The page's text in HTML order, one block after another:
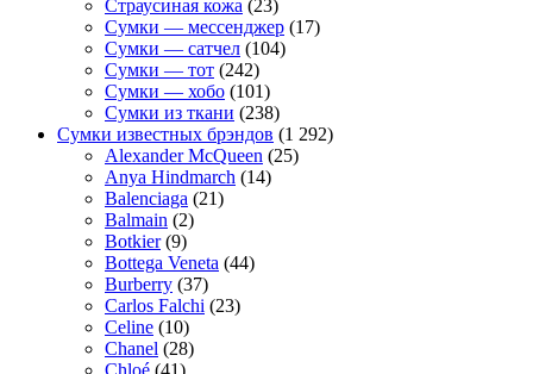
Страусиная кожа (23)
Сумки — мессенджер (17)
Сумки — сатчел (104)
Сумки — тот (242)
Сумки — хобо (101)
Сумки из ткани (238)
Сумки известных брэндов (1 292)
Alexander McQueen (25)
Anya Hindmarch (14)
Balenciaga (21)
Balmain (2)
Botkier(9)
Bottega Veneta (44)
Burberry (37)
Carlos Falchi (23)
Celine (10)
Chanel (28)
Chloé (41)